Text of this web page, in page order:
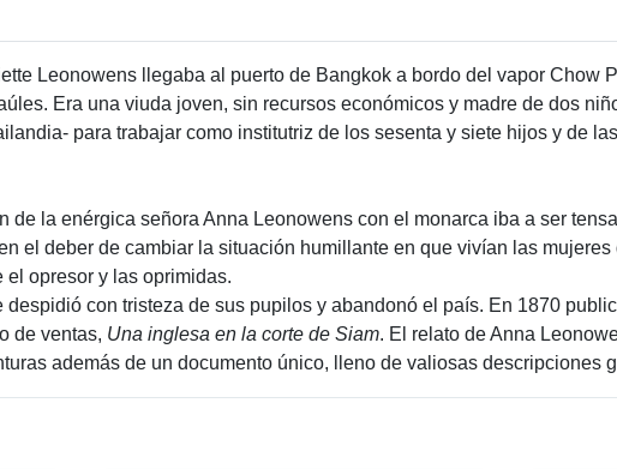
Leonowens llegaba al puerto de Bangkok a bordo del vapor Chow
Era una viuda joven, sin recursos económicos y madre de dos
para trabajar como institutriz de los sesenta y siete hijos y de
de la enérgica señora Anna Leonowens con el monarca iba a ser
el deber de cambiar la situación humillante en que vivían las
opresor y las oprimidas.
despidió con tristeza de sus pupilos y abandonó el país. En 1870
de ventas, Una inglesa en la corte de Siam. El relato de Anna
además de un documento único, lleno de valiosas descripciones